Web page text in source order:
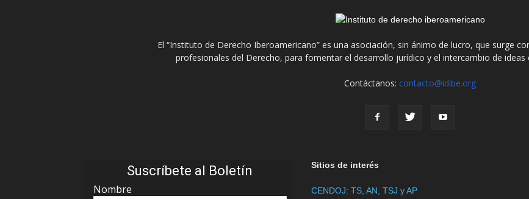
El “Instituto de Derecho Iberoamericano” es una asociación, sin ánimo de lucro, que surge
profesionales del Derecho, para fomentar el desarrollo jurídico y el intercambio de
Contáctanos: contacto@idibe.org
Suscríbete al Boletín
Nombre
Sitios de interés
CENDOJ: TS, AN, TSJ y AP